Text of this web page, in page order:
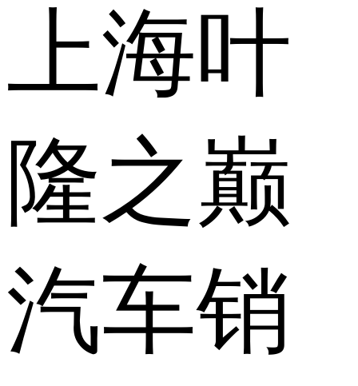
上海叶
隆之巅
汽车销